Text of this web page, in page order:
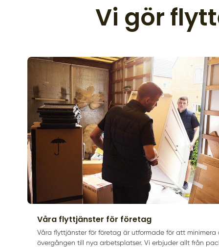
Vi gör
Våra flyttjänster för företag
Våra flyttjänster för företag är utformade för att minimera
övergången till nya arbetsplatser. Vi erbjuder allt från